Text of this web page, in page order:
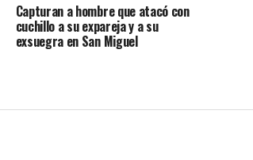
Capturan a hombre que atacó con
cuchillo a su expareja y a su
exsuegra en San Miguel